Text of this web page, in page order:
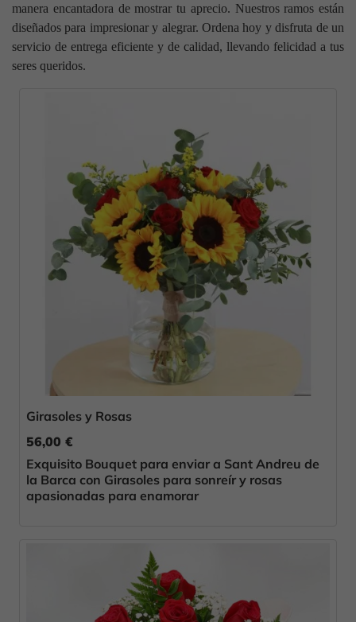
manera encantadora de mostrar tu aprecio. Nuestros ramos están
diseñados para impresionar y alegrar. Ordena hoy y disfruta de un
servicio de entrega eficiente y de calidad, llevando felicidad a tus
seres queridos.
Girasoles y Rosas
56,00 €
Exquisito Bouquet para enviar a Sant Andreu de
la Barca con Girasoles para sonreír y rosas
apasionadas para enamorar